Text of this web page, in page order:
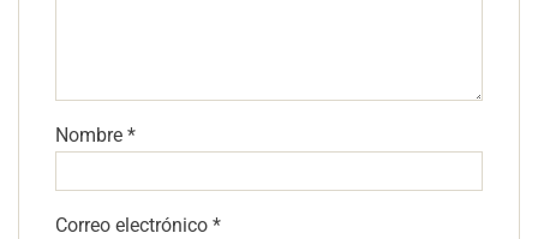
Nombre *
Correo electrónico *